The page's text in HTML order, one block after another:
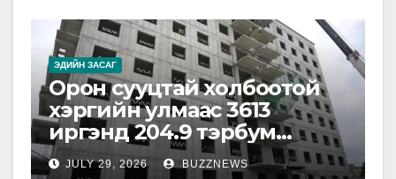
ЭДИЙН ЗАСАГ
Орон сууцтай холбоотой
хэргийн улмаас 3613
иргэнд 204.9 тэрбум
төгрөгийн хохирол
JULY 29, 2026 BUZZNEWS